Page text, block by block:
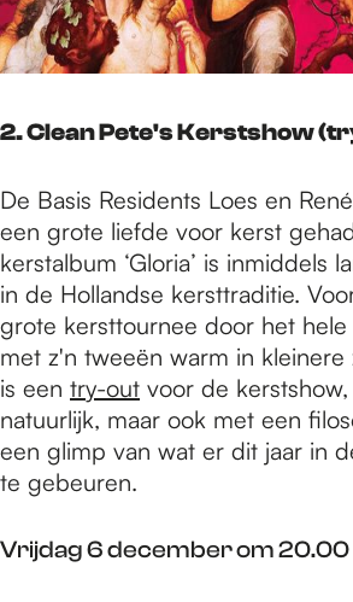
2.Clean Pete's Kerstshow
De Basis Residents Loes en
een grote liefde voor kerst
kerstalbum ‘Gloria’ is inmiddels
in de Hollandse kersttraditie.
grote kersttournee door het hele
met z'n tweeën warm in kleinere
is een try-out voor de
natuurlijk, maar ook met een
een glimp van wat er dit jaar in
te gebeuren.
Vrijdag 6 december om 20.00